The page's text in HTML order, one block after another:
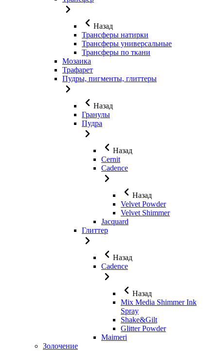
Назад
Трансферы натирки
Трансферы универсальные
Трансферы по ткани
Мозаика
Трафарет
Пудры, пигменты, глиттеры
Назад
Гранулы
Пудра
Назад
Cernit
Cadence
Назад
Velvet Powder
Velvet Shimmer
Jaсquard
Глиттер
Назад
Cadence
Назад
Mix Media Shimmer Ink
Spray
Shake&Gilt
Glitter Powder
Maimeri
Золочение